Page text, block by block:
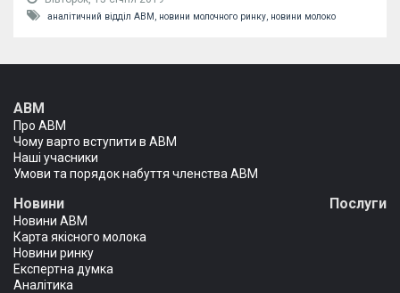
аналітичний відділ АВМ, новини молочного ринку, новини молоко
АВМ
Про АВМ
Чому варто вступити в АВМ
Наші учасники
Умови та порядок набуття членства АВМ
Новини
Новини АВМ
Карта якісного молока
Новини ринку
Експертна думка
Аналітика
Послуги